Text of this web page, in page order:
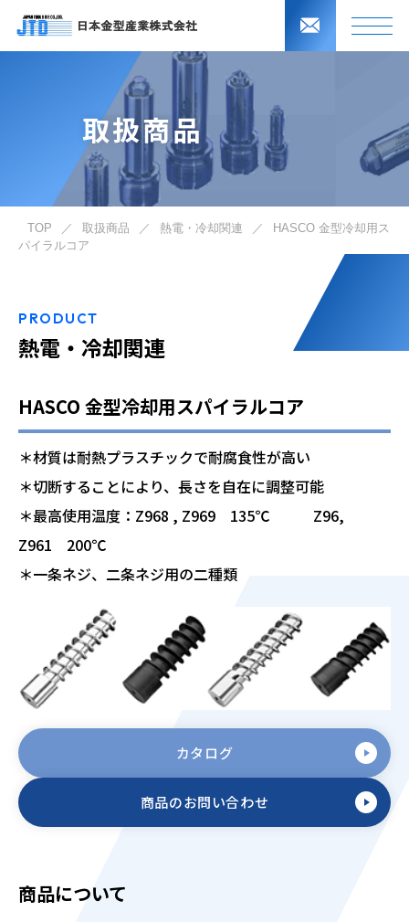
取扱商品
TOP ／ 取扱商品 ／ 熱電・冷却関連 ／
HASCO 金型冷却用ス
パイラルコア
PRODUCT
熱電・冷却関連
HASCO 金型冷却用スパイラルコア
＊材質は耐熱プラスチックで耐腐食性が高い
＊切断することにより、長さを自在に調整可能
＊最高使用温度：Z968 , Z969 135℃ Z96,
Z961 200℃
＊一条ネジ、二条ネジ用の二種類
カタログ
商品のお問い合わせ
商品について